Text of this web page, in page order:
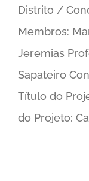
Distrito /
Membros:
Jeremias
Sapateiro
Título do
do Projeto: